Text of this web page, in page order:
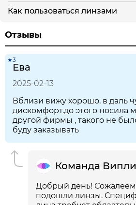
Как пользоваться линзами
Отзывы
★3
Ева
2025-02-13
Вблизи вижу хорошо, в даль
дискомфорт.до этого носила
другой фирмы , такого не
буду заказывать
Команда
Добрый день!
подошли линзы.